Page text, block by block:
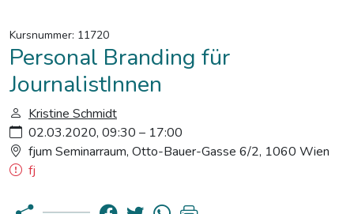
Kursnummer: 11720
Personal Branding für
JournalistInnen
Kristine Schmidt
02.03.2020, 09:30 – 17:00
fjum Seminarraum, Otto-Bauer-Gasse 6/2, 1060 Wien
fj